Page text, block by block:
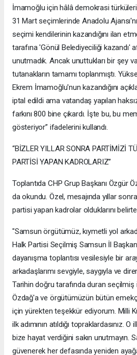
İmamoğlu için hâlâ demokrasi
31 Mart seçimlerinde Anadolu
seçimi kendilerinin kazandığını ilan
tarafına 'Gönül Belediyeciliği kazandı'
unutmadık. Ancak unuttukları bir şey
tutanakların tamamı toplanmıştı.
Ekrem İmamoğlu'nun kazandığını
iptal edildi ama vatandaş yapılan
farkını 800 bine çıkardı. İşte bu, bu
gösteriyor” ifadelerini kullandı.
“BİZLER YILLAR SONRA PARTİMİZİ
PARTİSİ YAPAN KADROLARIZ”
Toplantıda CHP Grup Başkanı Özgür
da okundu. Özel, mesajında yıllar
partisi yapan kadrolar olduklarını
"Samsun örgütümüz, kıymetli yol
Halk Partisi Seçilmiş Samsun İl
dayanışma toplantısı vesilesiyle bir
arkadaşlarımı sevgiyle, saygıyla ve
Tarihin doğru tarafında duran seçilmiş
Özdağ'a ve örgütümüzün bütün
için yürekten teşekkür ediyorum. Milli
ilk adımının atıldığı topraklardasınız.
bize hayat verdiğini sakın unutmayın.
güvenerek her defasında yeniden